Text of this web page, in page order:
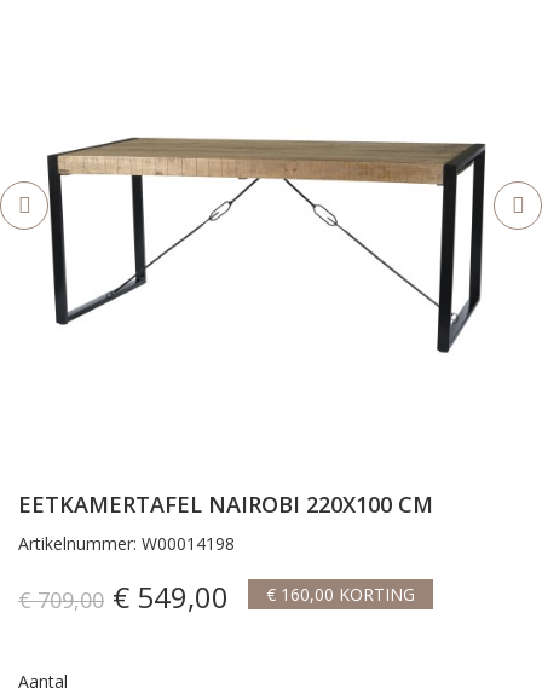
EETKAMERTAFEL NAIROBI 220X100 CM
Artikelnummer: W00014198
€ 709,00 € 549,00 € 160,00 KORTING
Aantal